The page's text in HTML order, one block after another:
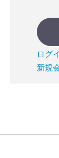
ログ
新規